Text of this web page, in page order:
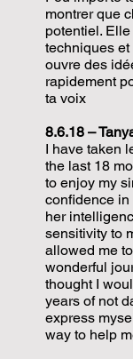
montrer que
potentiel.
techniques
ouvre des
rapidement
ta voix
8.6.18 –
I have taken
the last 18
to enjoy my
confidence in
her
sensitivity to
allowed me
wonderful
thought I
years of not
express
way to help